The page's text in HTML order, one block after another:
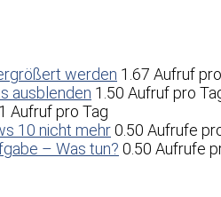
werden 1.67 Aufruf
ausblenden 1.50 Aufruf pro
1 Aufruf pro Tag
10 nicht mehr0.50 Aufrufe
– Was tun? 0.50 Aufrufe